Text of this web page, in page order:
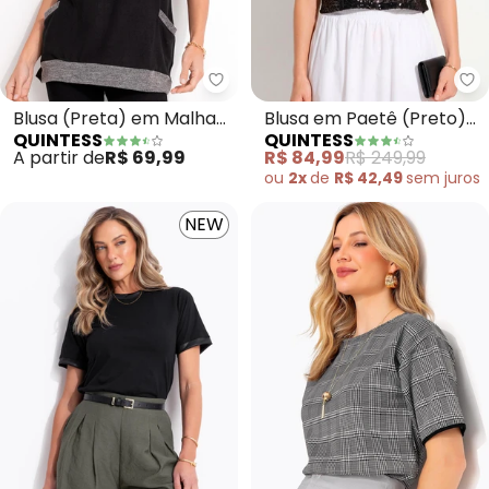
Quintess - Blusa (Preta) em
Blusa (Preta) em Malha
Tricô
QUINTESS
A partir deR$ 69,99
Blusa em Paetê (Preto)
Soltinha
QUINTESS
R$ 84,99R$ 249,99
ou 2xde R$ 42,49sem juros
NEW